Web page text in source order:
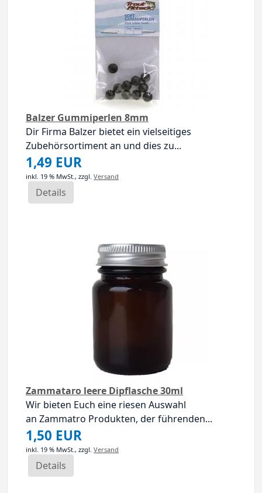
Balzer Gummiperlen 8mm
Dir Firma Balzer bietet ein vielseitiges
Zubehörsortiment an und dies zu...
1,49 EUR
inkl. 19 % MwSt., zzgl. Versand
Details
Zammataro leere Dipflasche 30ml
Wir bieten Euch eine riesen Auswahl
an Zammatro Produkten, der führenden...
1,50 EUR
inkl. 19 % MwSt., zzgl. Versand
Details